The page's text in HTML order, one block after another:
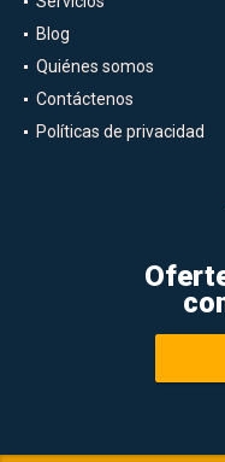
Blog
Quiénes somos
Contáctenos
Políticas de privacidad